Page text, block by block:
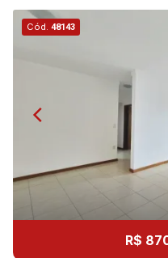
09:00
10:00
11:00
12:00
Cód.48143
R$